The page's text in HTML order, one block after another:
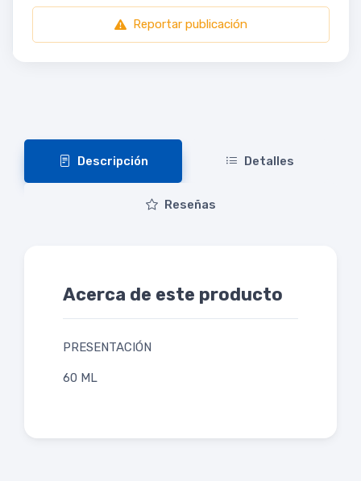
Reportar publicación
Descripción Detalles
Reseñas
Acerca de este producto
PRESENTACIÓN
60 ML